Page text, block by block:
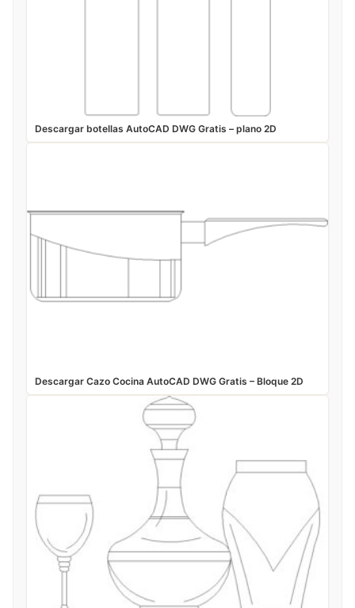
Descargar botellas AutoCAD DWG Gratis – plano 2D
Descargar Cazo Cocina AutoCAD DWG Gratis – Bloque 2D